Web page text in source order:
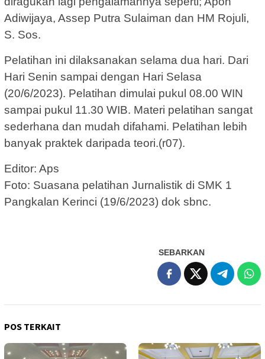
Adiwijaya, Assep Putra Sulaiman dan HM Rojuli,
S. Sos.
Pelatihan ini dilaksanakan selama dua hari. Dari
Hari Senin sampai dengan Hari Selasa
(20/6/2023). Pelatihan dimulai pukul 08.00 WIN
sampai pukul 11.30 WIB. Materi pelatihan sangat
sederhana dan mudah difahami. Pelatihan lebih
banyak praktek daripada teori.(r07).
Editor: Aps
Foto: Suasana pelatihan Jurnalistik di SMK 1
Pangkalan Kerinci (19/6/2023) dok sbnc.
SEBARKAN
POS TERKAIT